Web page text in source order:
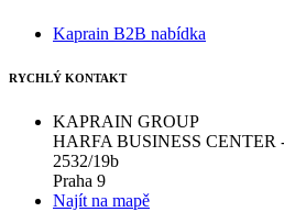
Kaprain B2B nabídka
RYCHLÝ KONTAKT
KAPRAIN GROUP
HARFA BUSINESS CENTER
2532/19b
Praha 9
Najít na mapě